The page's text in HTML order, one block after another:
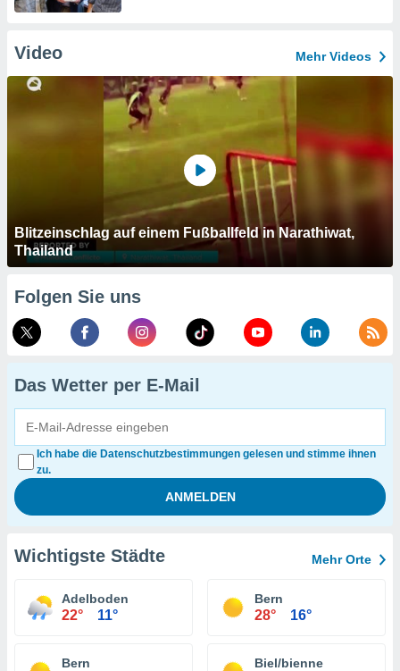
Video Mehr Videos
Blitzeinschlag auf einem Fußballfeld in Narathiwat,
Thailand
Folgen Sie uns
Das Wetter per E-Mail
Ich habe die Datenschutzbestimmungen gelesen und stimme ihnen
zu.
Wichtigste Städte Mehr Orte
Adelboden
22° 11°
Bern
28° 16°
Bern Biel/bienne